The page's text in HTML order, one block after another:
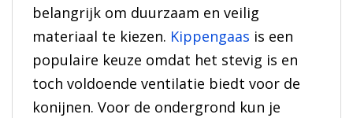
belangrijk om duurzaam en veilig
materiaal te kiezen. Kippengaas is een
populaire keuze omdat het stevig is en
toch voldoende ventilatie biedt voor de
konijnen. Voor de ondergrond kun je